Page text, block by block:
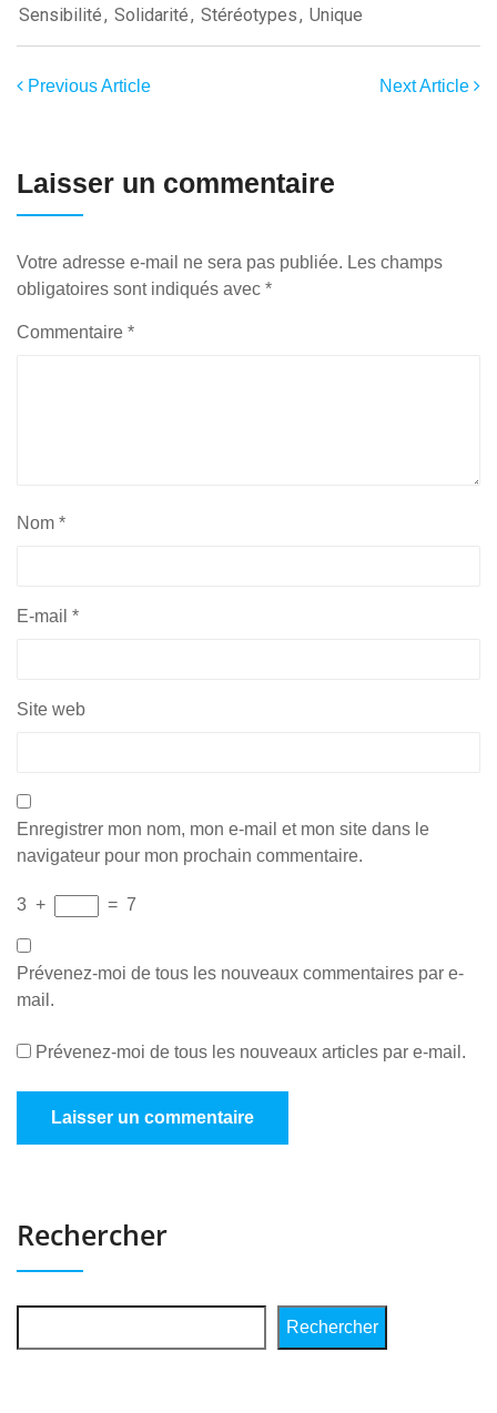
Sensibilité, Solidarité, Stéréotypes, Unique
Previous Article Next Article
Laisser un commentaire
Votre adresse e-mail ne sera pas publiée. Les champs
obligatoires sont indiqués avec *
Commentaire *
Nom *
E-mail *
Site web
Enregistrer mon nom, mon e-mail et mon site dans le
navigateur pour mon prochain commentaire.
3 + = 7
Prévenez-moi de tous les nouveaux commentaires par e-
mail.
Prévenez-moi de tous les nouveaux articles par e-mail.
Rechercher
Rechercher